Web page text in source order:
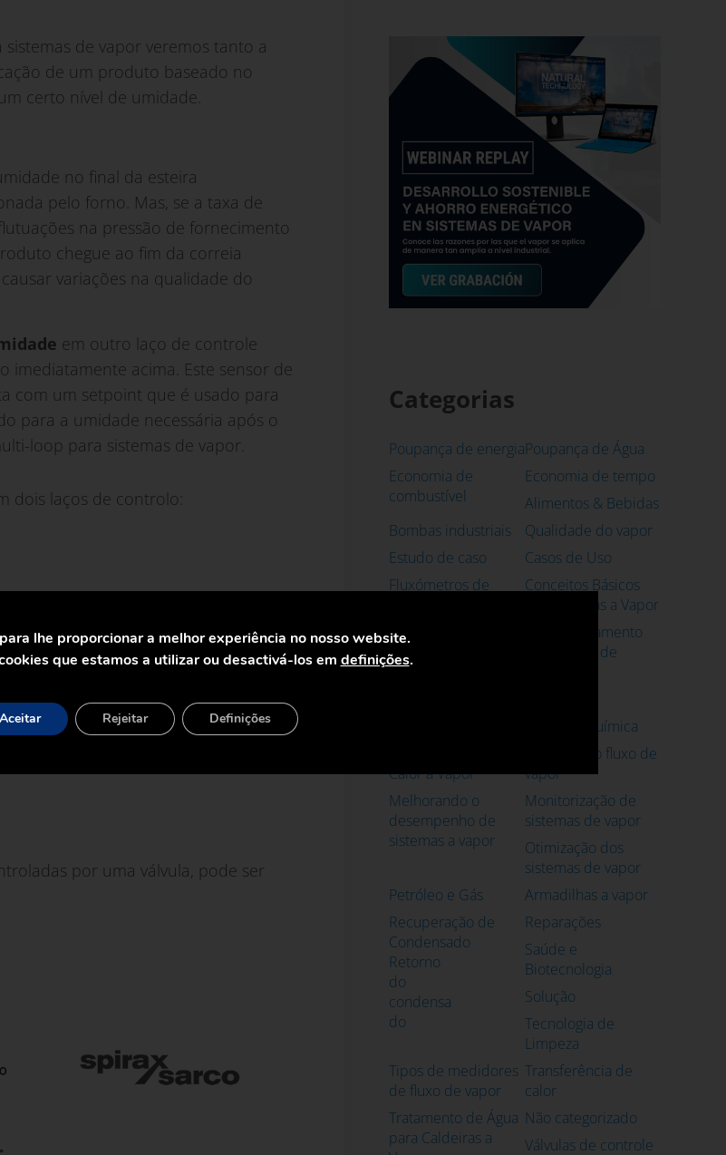
de vapor veremos tanto a
de um produto baseado no
certo nível de umidade.
no final da esteira
pelo forno. Mas, se a taxa de
na pressão de fornecimento
chegue ao fim da correia
variações na qualidade do
em outro laço de controle
imediatamente acima. Este sensor de
com um setpoint que é usado para
para a umidade necessária após o
loop para sistemas de vapor.
dois laços de controlo:
os loops. Alguns factores, como a
corrigir este fator, mas qualquer erro
por uma válvula, pode ser
Categorias
Poupança de energiaPoupança de Água
Economia de
combustível
Economia de tempo
Alimentos & Bebidas
Bombas industriais
Qualidade do vapor
Estudo de caso
Casos de Uso
Fluxómetros de
Conceitos Básicos
em Sistemas a Vapor
Custos dos Sistemas
de Vapor
Dimensionamento
de Válvulas de
Indústria Química
Calor a Vapor
Medição do fluxo de
vapor
Melhorando o
desempenho de
sistemas a vapor
Monitorização de
sistemas de vapor
Otimização dos
sistemas de vapor
Petróleo e Gás
Armadilhas a vapor
Recuperação de
Condensado
Retorno
do
condensa
do
Reparações
Saúde e
Biotecnologia
Solução
Tecnologia de
Limpeza
Tipos de medidores
de fluxo de vapor
Transferência de
calor
Tratamento de Água
para Caldeiras a
Não categorizado
Válvulas de controle
lhe proporcionar a melhor experiência no nosso website.
que estamos a utilizar ou desactivá-los em definições.
Aceitar Rejeitar Definições